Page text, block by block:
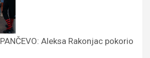
Aleksa Rakonjac pokorio